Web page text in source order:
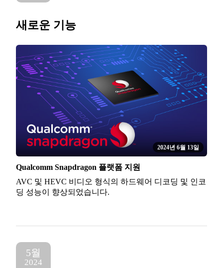
새로운 기능
2024년 6월 13일
Qualcomm Snapdragon 플랫폼 지원
AVC 및 HEVC 비디오 형식의 하드웨어 디코딩 및 인코
딩 성능이 향상되었습니다.
5월
2024